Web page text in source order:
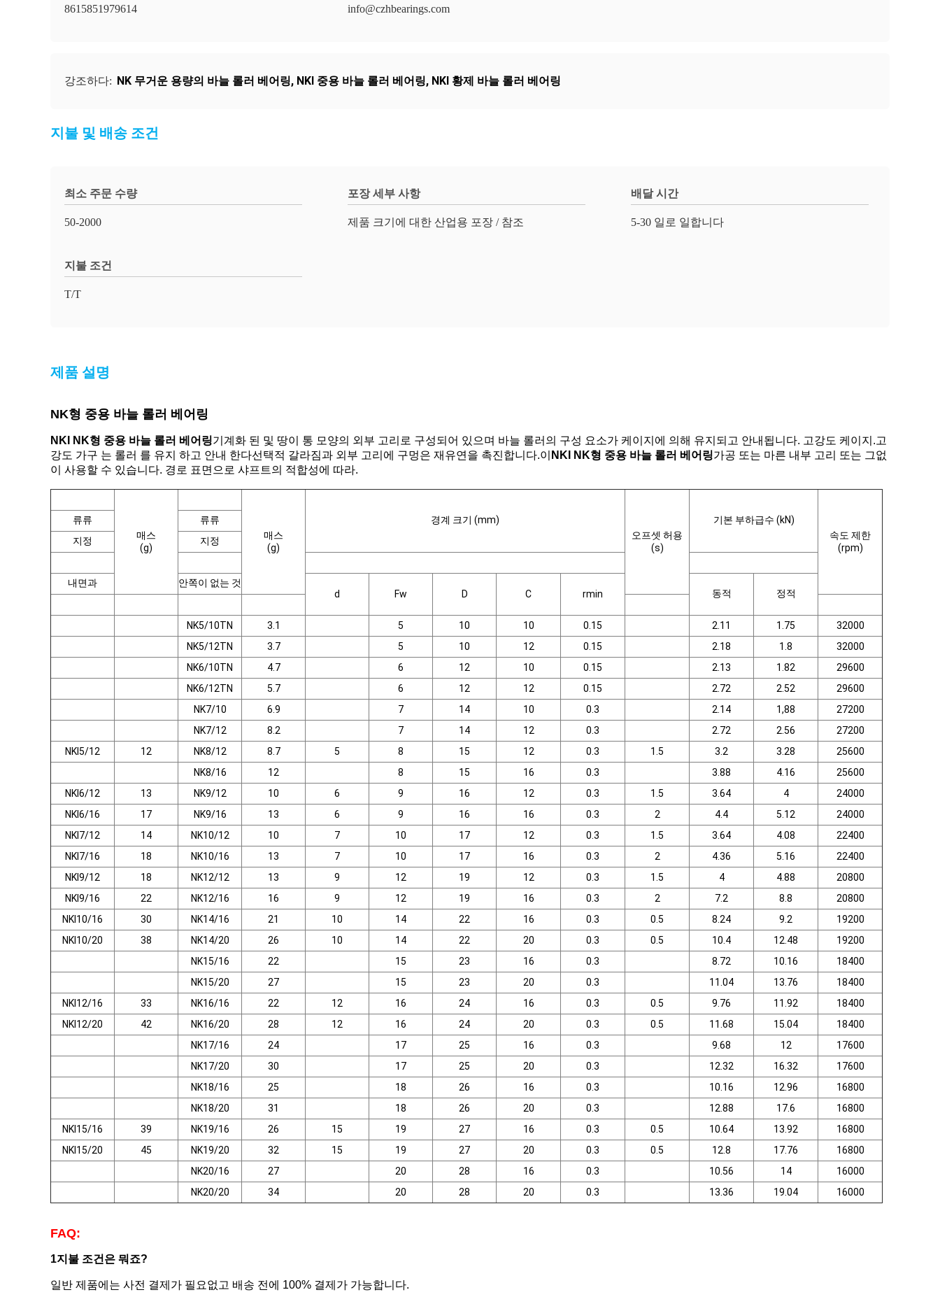
8615851979614 info@czhbearings.com
강조하다: NK 무거운 용량의 바늘 롤러 베어링, NKI 중용 바늘 롤러 베어링, NKI 황제 바늘 롤러 베어링
지불 및 배송 조건
최소 주문 수량
50-2000
포장 세부 사항
제품 크기에 대한 산업용 포장 / 참조
배달 시간
5-30 일로 일합니다
지불 조건
T/T
제품 설명
NK형 중용 바늘 롤러 베어링
NKI NK형 중용 바늘 롤러 베어링기계화 된 및 땅이 통 모양의 외부 고리로 구성되어 있으며 바늘 롤러의 구성 요소가 케이지에 의해 유지되고 안내됩니다. 고강도 케이지.고
강도 가구 는 롤러 를 유지 하고 안내 한다선택적 갈라짐과 외부 고리에 구멍은 재유연을 촉진합니다.이 NKI NK형 중용 바늘 롤러 베어링가공 또는 마른 내부 고리 또는 그없
이 사용할 수 있습니다. 경로 표면으로 샤프트의 적합성에 따라.
매스
(g)
매스
(g)
경계 크기 (mm)
오프셋 허용
(s)
기본 부하급수 (kN)
속도 제한
(rpm)
류류
류류
지정
지정
내면과
안쪽이 없는 것
d
Fw D C rmin 동적 정적
NK5/10TN 3.1 5 10 10 0.15 2.11 1.75
32000
NK5/12TN
3.7 5 10 12 0.15 2.18 1.8
32000
NK6/10TN
4.7 6 12 10 0.15 2.13 1.82
29600
NK6/12TN
5.7 6 12 12 0.15 2.72 2.52
29600
NK7/10
6.9 7 14 10 0.3 2.14 1,88
27200
NK7/12
8.2 7 14 12 0.3 2.72 2.56
27200
NKI5/12
12 NK8/12 8.7 5 8 15 12 0.3 1.5 3.2 3.28
25600
NK8/16
12 8 15 16 0.3 3.88 4.16
25600
NKI6/12
13 NK9/12 10 6 9 16 12 0.3 1.5 3.64 4
24000
NKI6/16
17 NK9/16 13 6 9 16 16 0.3 2 4.4 5.12
24000
NKI7/12
14 NK10/12 10 7 10 17 12 0.3 1.5 3.64 4.08
22400
NKI7/16
18 NK10/16 13 7 10 17 16 0.3 2 4.36 5.16
22400
NKI9/12
18 NK12/12 13 9 12 19 12 0.3 1.5 4 4.88
20800
NKI9/16
22 NK12/16 16 9 12 19 16 0.3 2 7.2 8.8
20800
NKI10/16
30 NK14/16 21 10 14 22 16 0.3 0.5 8.24 9.2
19200
NKI10/20
38 NK14/20 26 10 14 22 20 0.3 0.5 10.4 12.48
19200
NK15/16
22 15 23 16 0.3 8.72 10.16
18400
NK15/20
27 15 23 20 0.3 11.04 13.76
18400
NKI12/16
33 NK16/16 22 12 16 24 16 0.3 0.5 9.76 11.92
18400
NKI12/20
42 NK16/20 28 12 16 24 20 0.3 0.5 11.68 15.04
18400
NK17/16
24 17 25 16 0.3 9.68 12
17600
NK17/20
30 17 25 20 0.3 12.32 16.32
17600
NK18/16
25 18 26 16 0.3 10.16 12.96
16800
NK18/20
31 18 26 20 0.3 12.88 17.6
16800
NKI15/16
39 NK19/16 26 15 19 27 16 0.3 0.5 10.64 13.92
16800
NKI15/20
45 NK19/20 32 15 19 27 20 0.3 0.5 12.8 17.76
16800
NK20/16
27 20 28 16 0.3 10.56 14
16000
NK20/20
34 20 28 20 0.3 13.36 19.04 16000
FAQ:
1지불 조건은 뭐죠?
일반 제품에는 사전 결제가 필요없고 배송 전에 100% 결제가 가능합니다.